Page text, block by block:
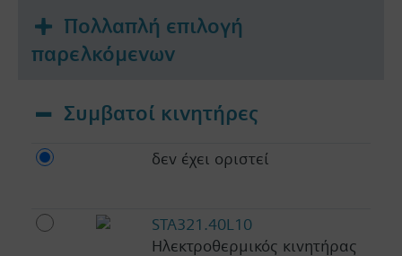
Πολλαπλή επιλογή
παρελκόμενων
Συμβατοί κινητήρες
δεν έχει οριστεί
STA321.40L10
Ηλεκτροθερμικός κινητήρας